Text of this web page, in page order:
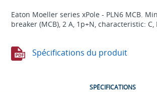
Eaton Moeller series xPole - PLN6 MCB.
breaker (MCB), 2 A, 1p+N, characteristic: C,
Spécifications du produit
SPÉCIFICATIONS